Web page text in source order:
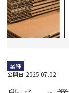
業種
公開日 2025.07.02